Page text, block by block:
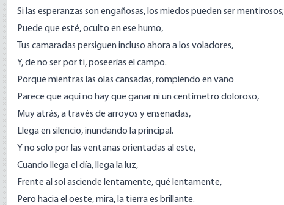
Si las esperanzas son engañosas, los miedos pueden ser mentirosos;
Puede que esté, oculto en ese humo,
Tus camaradas persiguen incluso ahora a los voladores,
Y, de no ser por ti, poseerías el campo.
Porque mientras las olas cansadas, rompiendo en vano
Parece que aquí no hay que ganar ni un centímetro doloroso,
Muy atrás, a través de arroyos y ensenadas,
Llega en silencio, inundando la principal.
Y no solo por las ventanas orientadas al este,
Cuando llega el día, llega la luz,
Frente al sol asciende lentamente, qué lentamente,
Pero hacia el oeste, mira, la tierra es brillante.